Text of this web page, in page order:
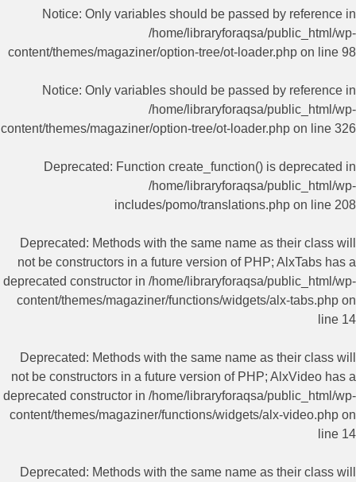
Notice: Only variables should be passed by reference in
/home/libraryforaqsa/public_html/wp-
content/themes/magaziner/option-tree/ot-loader.php on line 98
Notice: Only variables should be passed by reference in
/home/libraryforaqsa/public_html/wp-
content/themes/magaziner/option-tree/ot-loader.php on line 326
Deprecated: Function create_function() is deprecated in
/home/libraryforaqsa/public_html/wp-
includes/pomo/translations.php on line 208
Deprecated: Methods with the same name as their class will
not be constructors in a future version of PHP; AlxTabs has a
deprecated constructor in /home/libraryforaqsa/public_html/wp-
content/themes/magaziner/functions/widgets/alx-tabs.php on
line 14
Deprecated: Methods with the same name as their class will
not be constructors in a future version of PHP; AlxVideo has a
deprecated constructor in /home/libraryforaqsa/public_html/wp-
content/themes/magaziner/functions/widgets/alx-video.php on
line 14
Deprecated: Methods with the same name as their class will